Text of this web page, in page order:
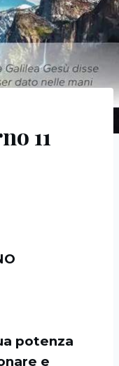
11
potenza
e